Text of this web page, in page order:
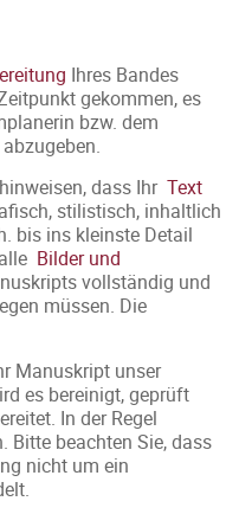
Ihres Bandes
gekommen, es
bzw. dem
dass Ihr Text
stilistisch, inhaltlich
bis ins kleinste Detail
Bilder und
vollständig und
müssen. Die
Manuskript unser
es bereinigt, geprüft
In der Regel
Bitte beachten Sie, dass
nicht um ein